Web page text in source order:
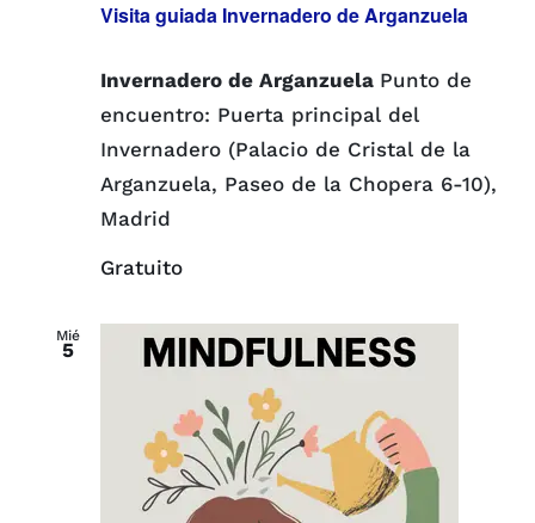
Visita guiada Invernadero de Arganzuela
Invernadero de Arganzuela Punto de
encuentro: Puerta principal del
Invernadero (Palacio de Cristal de la
Arganzuela, Paseo de la Chopera 6-10),
Madrid
Gratuito
Mié
5